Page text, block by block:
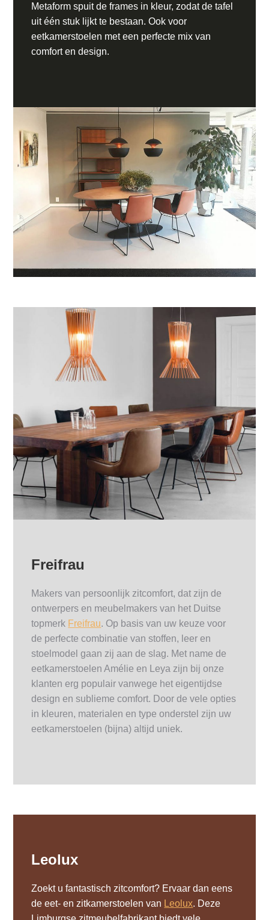
Metaform spuit de frames in kleur, zodat de tafel
uit één stuk lijkt te bestaan. Ook voor
eetkamerstoelen met een perfecte mix van
comfort en design.
Freifrau
Makers van persoonlijk zitcomfort, dat zijn de
ontwerpers en meubelmakers van het Duitse
topmerk Freifrau. Op basis van uw keuze voor
de perfecte combinatie van stoffen, leer en
stoelmodel gaan zij aan de slag. Met name de
eetkamerstoelen Amélie en Leya zijn bij onze
klanten erg populair vanwege het eigentijdse
design en sublieme comfort. Door de vele opties
in kleuren, materialen en type onderstel zijn uw
eetkamerstoelen (bijna) altijd uniek.
Leolux
Zoekt u fantastisch zitcomfort? Ervaar dan eens
de eet- en zitkamerstoelen van Leolux. Deze